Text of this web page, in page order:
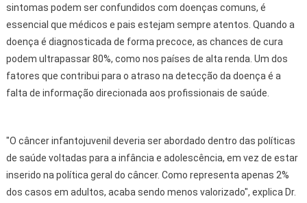
sintomas podem ser confundidos com doenças comuns, é
essencial que médicos e pais estejam sempre atentos. Quando a
doença é diagnosticada de forma precoce, as chances de cura
podem ultrapassar 80%, como nos países de alta renda. Um dos
fatores que contribui para o atraso na detecção da doença é a
falta de informação direcionada aos profissionais de saúde.
"O câncer infantojuvenil deveria ser abordado dentro das políticas
de saúde voltadas para a infância e adolescência, em vez de estar
inserido na política geral do câncer. Como representa apenas 2%
dos casos em adultos, acaba sendo menos valorizado", explica Dr.